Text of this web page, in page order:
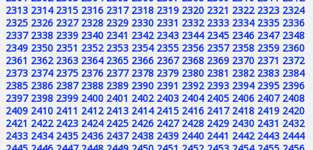
2313 2314 2315 2316 2317 2318 2319 2320 2321 2322 2323 2324
2325 2326 2327 2328 2329 2330 2331 2332 2333 2334 2335 2336
2337 2338 2339 2340 2341 2342 2343 2344 2345 2346 2347 2348
2349 2350 2351 2352 2353 2354 2355 2356 2357 2358 2359 2360
2361 2362 2363 2364 2365 2366 2367 2368 2369 2370 2371 2372
2373 2374 2375 2376 2377 2378 2379 2380 2381 2382 2383 2384
2385 2386 2387 2388 2389 2390 2391 2392 2393 2394 2395 2396
2397 2398 2399 2400 2401 2402 2403 2404 2405 2406 2407 2408
2409 2410 2411 2412 2413 2414 2415 2416 2417 2418 2419 2420
2421 2422 2423 2424 2425 2426 2427 2428 2429 2430 2431 2432
2433 2434 2435 2436 2437 2438 2439 2440 2441 2442 2443 2444